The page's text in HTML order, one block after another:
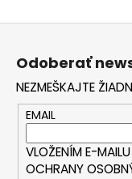
Z
Odoberať
NEZMEŠKAJTE
EMAIL
VLOŽENÍM E-
OCHRANY